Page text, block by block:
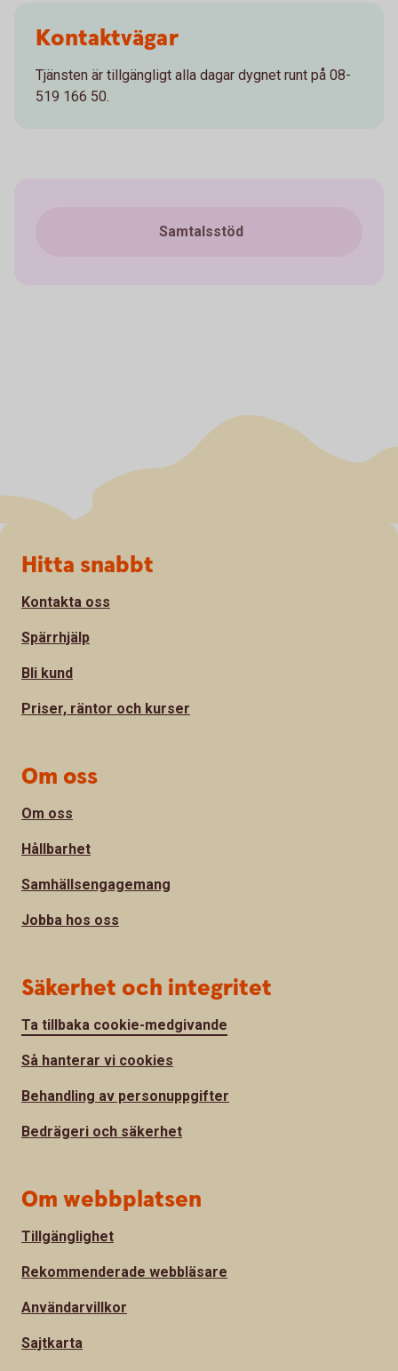
Kontaktvägar
Tjänsten är tillgängligt alla dagar dygnet runt på 08-
519 166 50.
Samtalsstöd
Sidfot
Hitta snabbt
Kontakta oss
Spärrhjälp
Bli kund
Priser, räntor och kurser
Om oss
Om oss
Hållbarhet
Samhällsengagemang
Jobba hos oss
Säkerhet och integritet
Ta tillbaka cookie-medgivande
Så hanterar vi cookies
Behandling av personuppgifter
Bedrägeri och säkerhet
Om webbplatsen
Tillgänglighet
Rekommenderade webbläsare
Användarvillkor
Sajtkarta